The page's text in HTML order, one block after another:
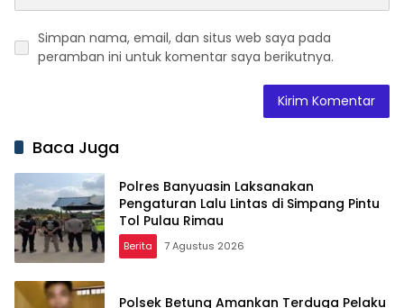
Simpan nama, email, dan situs web saya pada
peramban ini untuk komentar saya berikutnya.
Baca Juga
Polres Banyuasin Laksanakan
Pengaturan Lalu Lintas di Simpang Pintu
Tol Pulau Rimau
Berita 7 Agustus 2026
Polsek Betung Amankan Terduga Pelaku